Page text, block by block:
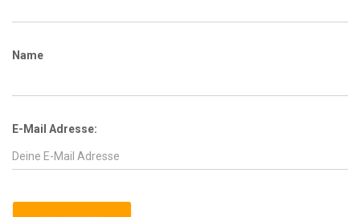
Name
E-Mail Adresse: